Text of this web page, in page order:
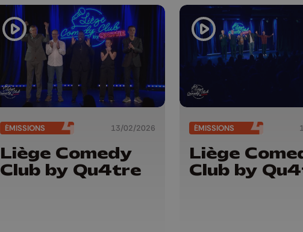
ÉMISSIONS 13/02/2026
Liège Comedy
Club by Qu4tre
ÉMISSIONS
Liège
Club by